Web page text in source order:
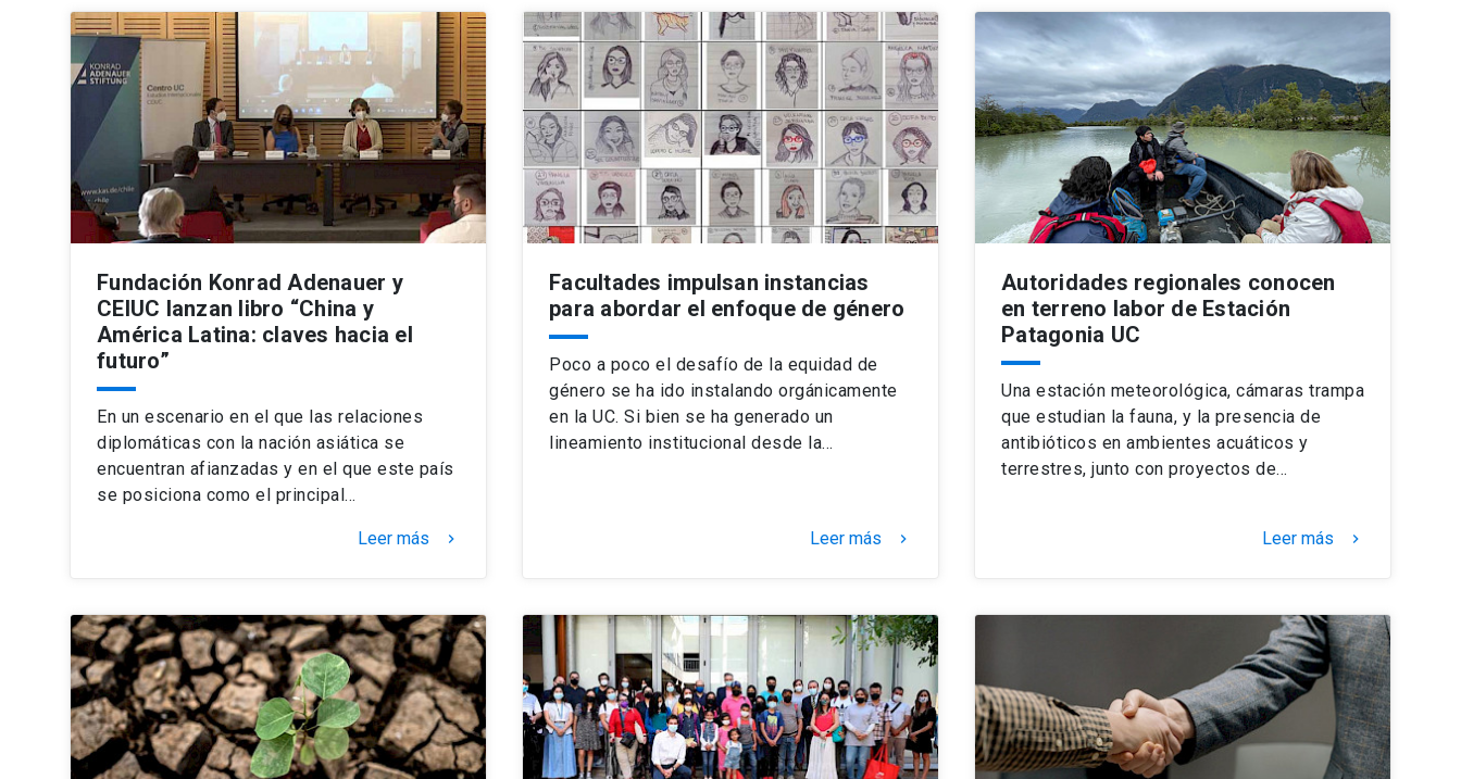
Fundación Konrad Adenauer y
CEIUC lanzan libro “China y
América Latina: claves hacia el
futuro”
En un escenario en el que las relaciones
diplomáticas con la nación asiática se
encuentran afianzadas y en el que este país
se posiciona como el principal…
Leer más keyboard_arrow_right
Facultades impulsan instancias
para abordar el enfoque de género
Poco a poco el desafío de la equidad de
género se ha ido instalando orgánicamente
en la UC. Si bien se ha generado un
lineamiento institucional desde la…
Leer más keyboard_arrow_right
Autoridades regionales conocen
en terreno labor de Estación
Patagonia UC
Una estación meteorológica, cámaras trampa
que estudian la fauna, y la presencia de
antibióticos en ambientes acuáticos y
terrestres, junto con proyectos de…
Leer más keyboard_arrow_right